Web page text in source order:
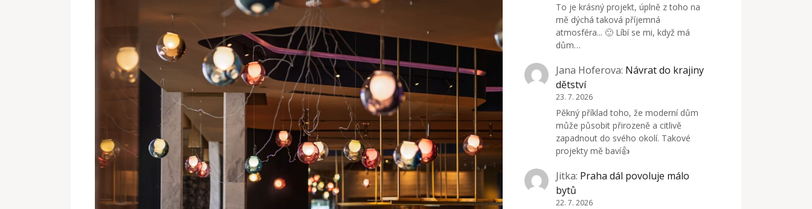
To je krásný projekt, úplně z toho na
mě dýchá taková příjemná
atmosféra... 🙂 Líbí se mi, když má
dům…
Jana Hoferova: Návrat do krajiny
dětství
23. 7. 2026
Pěkný příklad toho, že moderní dům
může působit přirozeně a citlivě
zapadnout do svého okolí. Takové
projekty mě baví👍
Jitka: Praha dál povoluje málo
bytů
22. 7. 2026